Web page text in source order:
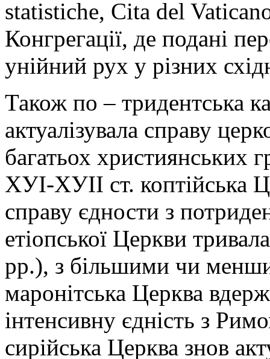
statistiche, Сіtа del
Конгрегації, де подані
унійний рух у різних
Також по – тридентська
актуалізувала справу
багатьох християнських
ХУІ-ХУІІ ст. коптійська
справу єдности з
етіопської Церкви
рр.), з більшими чи
маронітська Церква
інтенсивну єдність з
сирійська Церква знов